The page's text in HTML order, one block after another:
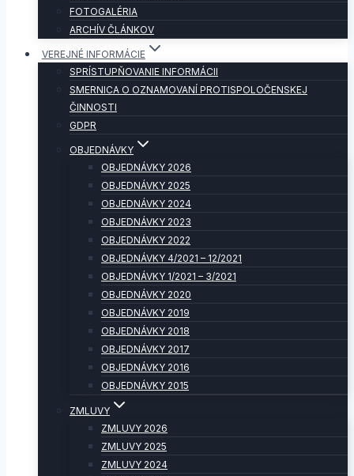
FOTOGALÉRIA
ARCHÍV ČLÁNKOV
VEREJNÉ INFORMÁCIE
SPRÍSTUPŇOVANIE INFORMÁCII
SMERNICA O OZNAMOVANÍ PROTISPOLOČENSKEJ
ČINNOSTI
GDPR
OBJEDNÁVKY
OBJEDNÁVKY 2026
OBJEDNÁVKY 2025
OBJEDNÁVKY 2024
OBJEDNÁVKY 2023
OBJEDNÁVKY 2022
OBJEDNÁVKY 4/2021 – 12/2021
OBJEDNÁVKY 1/2021 – 3/2021
OBJEDNÁVKY 2020
OBJEDNÁVKY 2019
OBJEDNÁVKY 2018
OBJEDNÁVKY 2017
OBJEDNÁVKY 2016
OBJEDNÁVKY 2015
ZMLUVY
ZMLUVY 2026
ZMLUVY 2025
ZMLUVY 2024